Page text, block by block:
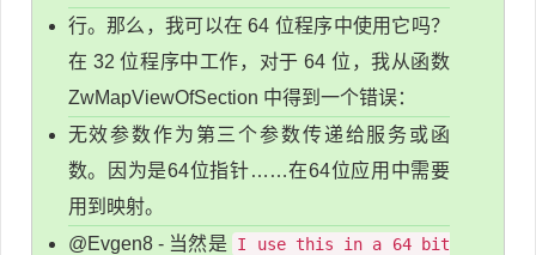
行。那么，我可以在 64 位程序中使用它吗？
在 32 位程序中工作，对于 64 位，我从函数
ZwMapViewOfSection 中得到一个错误：
无效参数作为第三个参数传递给服务或函
数。因为是64位指针……在64位应用中需要
用到映射。
@Evgen8 - 当然是
I use this in a 64 bit